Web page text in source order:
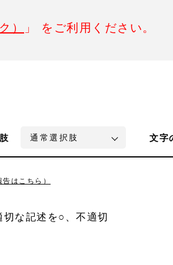
） 」 をご利用ください。
文字
告はこちら）
な記述を○、不適切